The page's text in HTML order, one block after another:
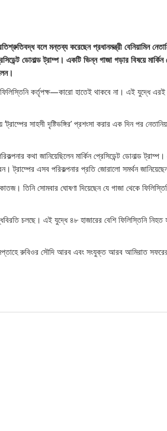
বলে মন্তব্য করেছেন প্রধানমন্ত্রী বেনিয়ামিন
ডোনাল্ড ট্রাম্প। একটি ভিন্ন গাজা গড়ার বিষয়ে মার্কিন
কর্তৃপক্ষ—কারো হাতেই থাকবে না। এই যুদ্ধে
সাহসী দৃষ্টিভঙ্গির’ প্রশংসা করার এক দিন পর
কথা জানিয়েছিলেন মার্কিন প্রেসিডেন্ট ডোনাল্ড
এসব পরিকল্পনার প্রতি জোরালো সমর্থন
তিনি সোমবার ঘোষণা দিয়েছেন যে গাজা থেকে
চলছে। এই যুদ্ধে ৪৮ হাজারের বেশি ফিলিস্তিনি
রুবিওর সৌদি আরব এবং সংযুক্ত আরব আমিরাত